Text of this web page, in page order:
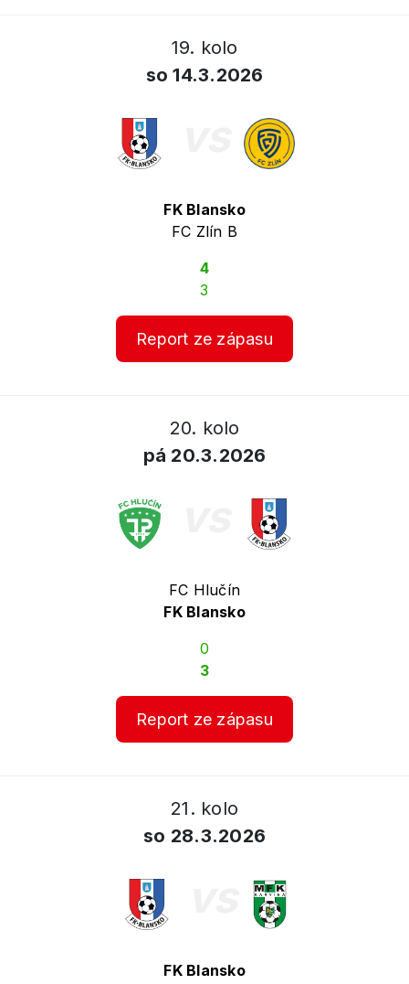
19. kolo
so 14.3.2026
FK Blansko
FC Zlín B
4
3
Report ze zápasu
20. kolo
pá 20.3.2026
FC Hlučín
FK Blansko
0
3
Report ze zápasu
21. kolo
so 28.3.2026
FK Blansko